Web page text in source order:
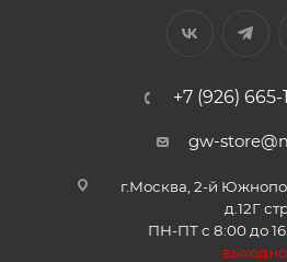
+7 (926) 665-
gw-
г.Москва, 2-й
д.12Г
ПН-ПТ с 8:00 до
в